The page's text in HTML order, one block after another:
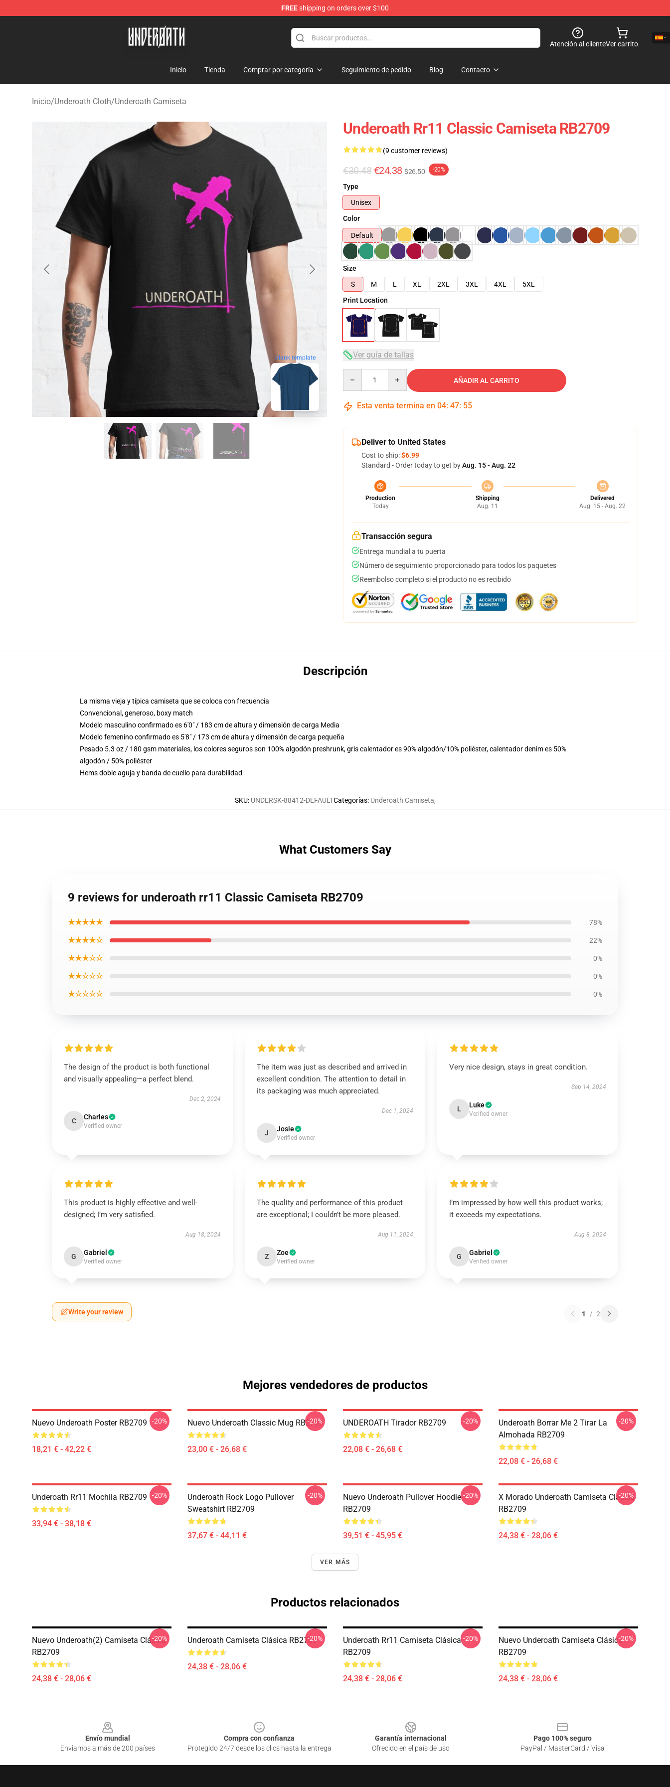
FREEshipping on orders over $100
Underoath Store - Official Underoath Merchandise Shop
Atención al clienteVer carrito
Inicio Tienda Comprar por categoría Seguimiento de pedido Blog Contacto
Inicio/Underoath Cloth/Underoath Camiseta
blank template
Underoath Rr11 Classic Camiseta RB2709
(9 customer reviews)
€30.48 €24.38 $26.50 -20%
Type
Unisex
Color
Default
Size
S
M L XL 2XL 3XL 4XL
5XL
Print Location
Ver guía de tallas
AÑADIR AL CARRITO
Esta venta termina en 04: 47: 53
Deliver to United States
Cost to ship:$6.99
Standard - Order today to get byAug. 15 - Aug. 22
Production
Today
Shipping
Aug. 11
Delivered
Aug. 15 - Aug. 22
Transacción segura
Entrega mundial a tu puerta
Número de seguimiento proporcionado para todos los paquetes
Reembolso completo si el producto no es recibido
Descripción
La misma vieja y típica camiseta que se coloca con frecuencia
Convencional, generoso, boxy match
Modelo masculino confirmado es 6'0" / 183 cm de altura y dimensión de carga Media
Modelo femenino confirmado es 5'8" / 173 cm de altura y dimensión de carga pequeña
Pesado 5.3 oz / 180 gsm materiales, los colores seguros son 100% algodón preshrunk, gris calentador es 90% algodón/10% poliéster, calentador denim es 50%
algodón / 50% poliéster
Hems doble aguja y banda de cuello para durabilidad
SKU: UNDERSK-88412-DEFAULTCategorías: Underoath Camiseta,
What Customers Say
9 reviews for underoath rr11 Classic Camiseta RB2709
★★★★★ 78%
★★★★☆ 22%
★★★☆☆ 0%
★★☆☆☆ 0%
★☆☆☆☆ 0%
The design of the product is both functional
and visually appealing—a perfect blend.
Dec 2, 2024
C Charles
Verified owner
The item was just as described and arrived in
excellent condition. The attention to detail in
its packaging was much appreciated.
Dec 1, 2024
J Josie
Verified owner
Very nice design, stays in great condition.
Sep 14, 2024
L Luke
Verified owner
This product is highly effective and well-
designed; I’m very satisfied.
Aug 18, 2024
G Gabriel
Verified owner
The quality and performance of this product
are exceptional; I couldn’t be more pleased.
Aug 11, 2024
Z Zoe
Verified owner
I’m impressed by how well this product works;
it exceeds my expectations.
Aug 8, 2024
G Gabriel
Verified owner
Write your review 1 / 2
Mejores vendedores de productos
Nuevo Underoath Poster RB2709
18,21 € - 42,22 €
-20% Nuevo Underoath Classic Mug RB2709
23,00 € - 26,68 €
-20% UNDEROATH Tirador RB2709
22,08 € - 26,68 €
-20%
Underoath Borrar Me 2 Tirar La
Almohada RB2709
22,08 € - 26,68 €
-20%
Underoath Rr11 Mochila RB2709
33,94 € - 38,18 €
-20%
Underoath Rock Logo Pullover
Sweatshirt RB2709
37,67 € - 44,11 €
-20%
Nuevo Underoath Pullover Hoodie
RB2709
39,51 € - 45,95 €
-20%
X Morado Underoath Camiseta Clásica
RB2709
24,38 € - 28,06 €
-20%
VER MÁS
Productos relacionados
Nuevo Underoath(2) Camiseta Clásica
RB2709
24,38 € - 28,06 €
-20% Underoath Camiseta Clásica RB2709
24,38 € - 28,06 €
-20%
Underoath Rr11 Camiseta Clásica
RB2709
24,38 € - 28,06 €
-20%
Nuevo Underoath Camiseta Clásica
RB2709
24,38 € - 28,06 €
-20%
Envío mundial
Enviamos a más de 200 países
Compra con confianza
Protegido 24/7 desde los clics hasta la entrega
Garantía internacional
Ofrecido en el país de uso
Pago 100% seguro
PayPal / MasterCard / Visa